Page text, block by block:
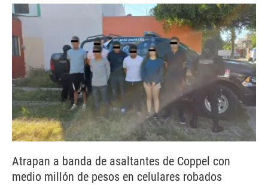
Atrapan a banda de asaltantes de Coppel con
medio millón de pesos en celulares robados